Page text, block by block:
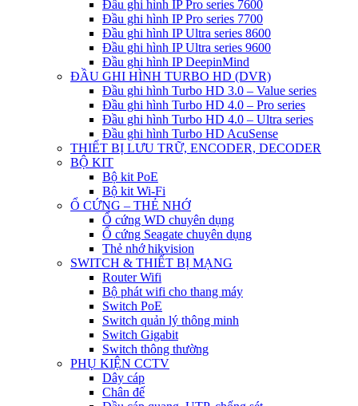
Đầu ghi hình IP Pro series 7600
Đầu ghi hình IP Pro series 7700
Đầu ghi hình IP Ultra series 8600
Đầu ghi hình IP Ultra series 9600
Đầu ghi hình IP DeepinMind
ĐẦU GHI HÌNH TURBO HD (DVR)
Đầu ghi hình Turbo HD 3.0 – Value series
Đầu ghi hình Turbo HD 4.0 – Pro series
Đầu ghi hình Turbo HD 4.0 – Ultra series
Đầu ghi hình Turbo HD AcuSense
THIẾT BỊ LƯU TRỮ, ENCODER, DECODER
BỘ KIT
Bộ kit PoE
Bộ kit Wi-Fi
Ổ CỨNG – THẺ NHỚ
Ổ cứng WD chuyên dụng
Ổ cứng Seagate chuyên dụng
Thẻ nhớ hikvision
SWITCH & THIẾT BỊ MẠNG
Router Wifi
Bộ phát wifi cho thang máy
Switch PoE
Switch quản lý thông minh
Switch Gigabit
Switch thông thường
PHỤ KIỆN CCTV
Dây cáp
Chân đế